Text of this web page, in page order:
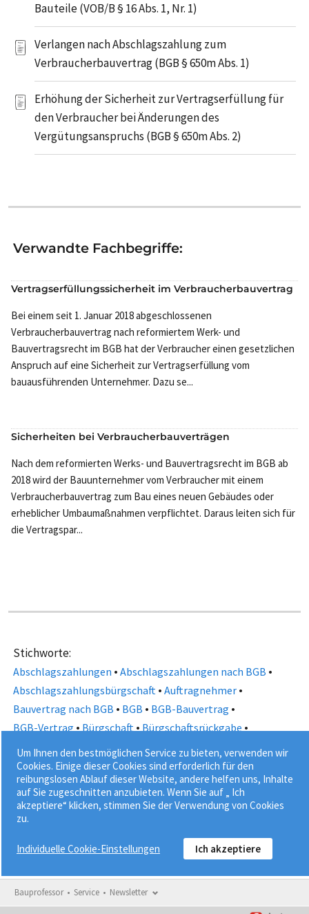
Bauteile (VOB/B § 16 Abs. 1, Nr. 1)
Verlangen nach Abschlagszahlung zum
Verbraucherbauvertrag (BGB § 650m Abs. 1)
Erhöhung der Sicherheit zur Vertragserfüllung für
den Verbraucher bei Änderungen des
Vergütungsanspruchs (BGB § 650m Abs. 2)
Verwandte Fachbegriffe:
Vertragserfüllungssicherheit im Verbraucherbauvertrag
Bei einem seit 1. Januar 2018 abgeschlossenen
Verbraucherbauvertrag nach reformiertem Werk- und
Bauvertragsrecht im BGB hat der Verbraucher einen gesetzlichen
Anspruch auf eine Sicherheit zur Vertragserfüllung vom
bauausführenden Unternehmer. Dazu se...
Sicherheiten bei Verbraucherbauverträgen
Nach dem reformierten Werks- und Bauvertragsrecht im BGB ab
2018 wird der Bauunternehmer vom Verbraucher mit einem
Verbraucherbauvertrag zum Bau eines neuen Gebäudes oder
erheblicher Umbaumaßnahmen verpflichtet. Daraus leiten sich für
die Vertragspar...
Stichworte:
Abschlagszahlungen • Abschlagszahlungen nach BGB •
Abschlagszahlungsbürgschaft • Auftragnehmer •
Bauvertrag nach BGB • BGB • BGB-Bauvertrag •
BGB-Vertrag•Bürgschaft•Bürgschaftsrückgabe•
Bürgschaftsurkunde • Sicherheit •
Sicherheitsleistung nach BGB•
Vertragserfüllungsbürgschaft
Bauprofessor Service Newsletter
Um Ihnen den bestmöglichen Service zu bieten, verwenden wir
Cookies. Einige dieser Cookies sind erforderlich für den
reibungslosen Ablauf dieser Website, andere helfen uns, Inhalte
auf Sie zugeschnitten anzubieten. Wenn Sie auf „ Ich
akzeptiere“ klicken, stimmen Sie der Verwendung von Cookies
zu.
Individuelle Cookie-Einstellungen Ich akzeptiere